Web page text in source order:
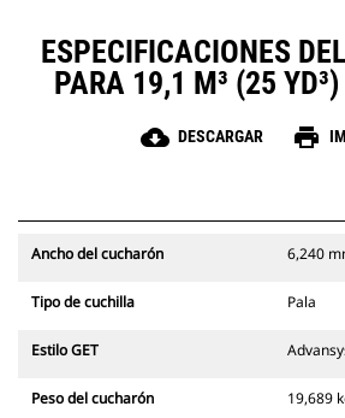
ESPECIFICACIONES
PARA 19,1 M³ (25
cloud_download DESCARGAR print
Ancho del cucharón 6,240
Tipo de cuchilla Pala
Estilo GET
Peso del cucharón 19,689